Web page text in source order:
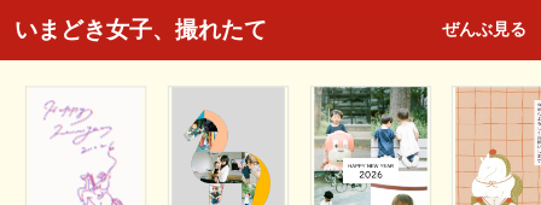
いまどき女子、撮れたて ぜんぶ見る